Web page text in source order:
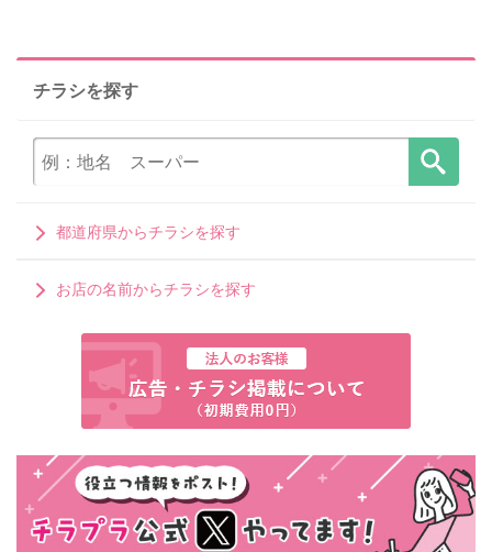
チラシを探す
都道府県からチラシを探す
お店の名前からチラシを探す